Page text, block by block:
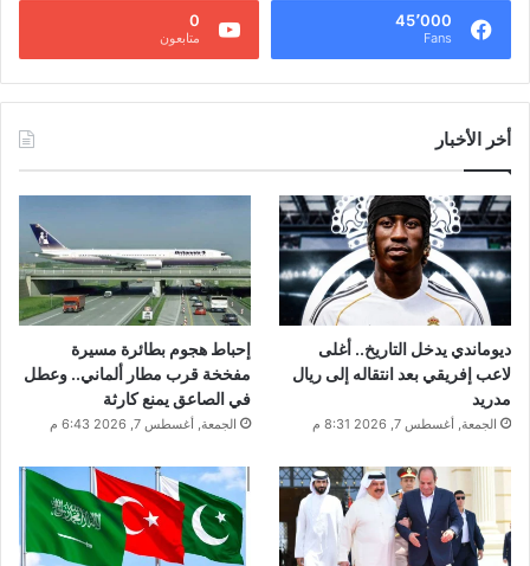
45٬000
Fans
0
متابعون
أخر الأخبار
ديوماندي يدخل التاريخ.. أغلى
لاعب إفريقي بعد انتقاله إلى ريال
مدريد
الجمعة, أغسطس 7, 2026 8:31 م
إحباط هجوم بطائرة مسيرة
مفخخة قرب مطار ألماني.. وعطل
في الصاعق يمنع كارثة
الجمعة, أغسطس 7, 2026 6:43 م